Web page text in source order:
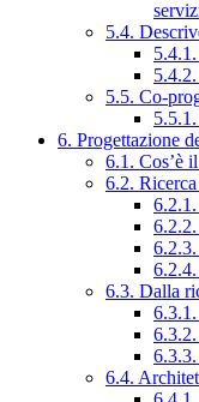
5.4.
5.5. Co-
6. Progettazione
6.1. Cos’è
6.2.
6.3. Dalla
6.4.